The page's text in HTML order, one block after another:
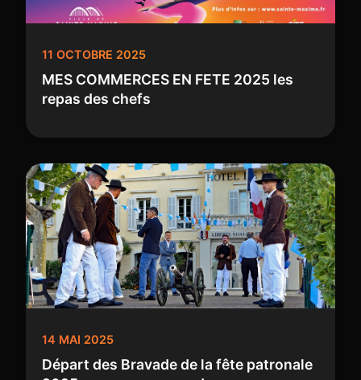
11 OCTOBRE 2025
MES COMMERCES EN FETE 2025 les
repas des chefs
14 MAI 2025
Départ des Bravade de la fête patronale